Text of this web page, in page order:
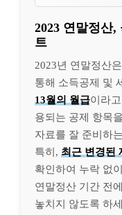
2023 연말정산
트
2023년 연말정산
통해 소득공제 및
13월의 월급이라
용되는 공제 항목
자료를 잘 준비하
특히, 최근 변경된
확인하여 누락 없
연말정산 기간 전
놓치지 않도록 하